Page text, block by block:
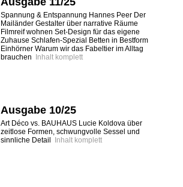
Spannung & Entspannung Hannes Peer Der
Mailänder Gestalter über narrative Räume
Filmreif wohnen Set-Design für das eigene
Zuhause Schlafen-Spezial Betten in Bestform
Einhörner Warum wir das Fabeltier im Alltag
brauchen
Inhalt komplett
Ausgabe 10/25
Art Déco vs. BAUHAUS Lucie Koldova über
zeitlose Formen, schwungvolle Sessel und
sinnliche Detail
Inhalt komplett